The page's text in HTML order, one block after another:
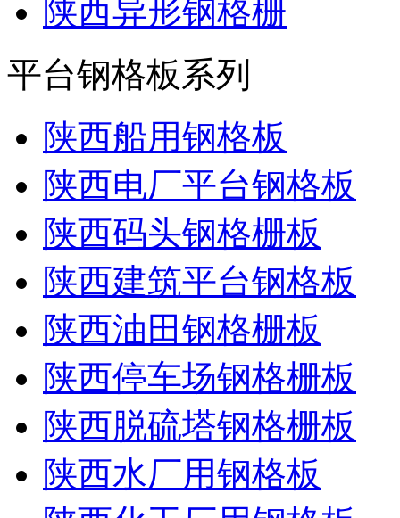
陕西异形钢格栅
平台钢格板系列
陕西船用钢格板
陕西电厂平台钢格板
陕西码头钢格栅板
陕西建筑平台钢格板
陕西油田钢格栅板
陕西停车场钢格栅板
陕西脱硫塔钢格栅板
陕西水厂用钢格板